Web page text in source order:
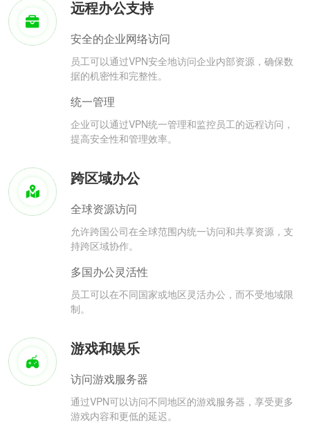
远程办公支持
安全的企业网络访问
员工可以通过VPN安全地访问企业内部资源，确保数
据的机密性和完整性。
统一管理
企业可以通过VPN统一管理和监控员工的远程访问，
提高安全性和管理效率。
跨区域办公
全球资源访问
允许跨国公司在全球范围内统一访问和共享资源，支
持跨区域协作。
多国办公灵活性
员工可以在不同国家或地区灵活办公，而不受地域限
制。
游戏和娱乐
访问游戏服务器
通过VPN可以访问不同地区的游戏服务器，享受更多
游戏内容和更低的延迟。